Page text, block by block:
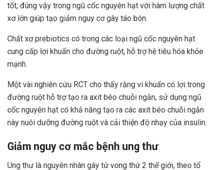
tốt, đúng vậy trong ngũ cốc nguyên hạt với hàm lượng chất
xơ lớn giúp tạo giảm nguy cơ gây táo bón.
Chất xơ prebiotics có trong các loại ngũ cốc nguyên hạt
cung cấp lợi khuẩn cho đường ruột, hỗ trợ hệ tiêu hóa khỏe
mạnh.
Một vài nghiên cứu RCT cho thấy rằng vi khuẩn có lợi trong
đường ruột hỗ trợ tạo ra axit béo chuỗi ngắn, sử dụng ngũ
cốc nguyên hạt có khả năng tạo ra các axit béo chuỗi ngắn
này nuôi dưỡng đường ruột và cải thiện độ nhạy của insulin.
Giảm nguy cơ mắc bệnh ung thư
Ung thư là nguyên nhân gây tử vong thứ 2 thế giới, theo tổ